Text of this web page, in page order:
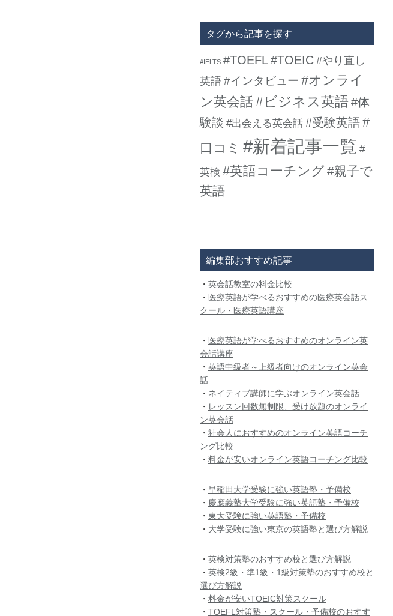
タグから記事を探す
#IELTS #TOEFL#TOEIC #やり直し
英語 #インタビュー #オンライ
ン英会話 #ビジネス英語#体
験談 #出会える英会話 #受験英語#
口コミ #新着記事一覧 #
英検 #英語コーチング#親子で
英語
編集部おすすめ記事
・ 英会話教室の料金比較
・ 医療英語が学べるおすすめの医療英会話ス
クール・医療英語講座
・ 医療英語が学べるおすすめのオンライン英
会話講座
・ 英語中級者～上級者向けのオンライン英会
話
・ ネイティブ講師に学ぶオンライン英会話
・ レッスン回数無制限、受け放題のオンライ
ン英会話
・ 社会人におすすめのオンライン英語コーチ
ング比較
・ 料金が安いオンライン英語コーチング比較
・ 早稲田大学受験に強い英語塾・予備校
・ 慶應義塾大学受験に強い英語塾・予備校
・ 東大受験に強い英語塾・予備校
・ 大学受験に強い東京の英語塾と選び方解説
・ 英検対策塾のおすすめ校と選び方解説
・ 英検2級・準1級・1級対策塾のおすすめ校と
選び方解説
・ 料金が安いTOEIC対策スクール
・ TOEFL対策塾・スクール・予備校のおすす